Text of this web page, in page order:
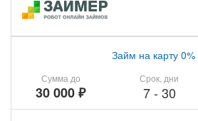
Сумма до
30 000 ₽
Займ на карту 0%
Срок, дни
7- 30